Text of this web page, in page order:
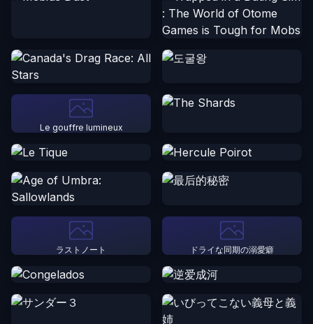
Le gouffre lumineux
ラストノート ドライな同期の溺愛癖